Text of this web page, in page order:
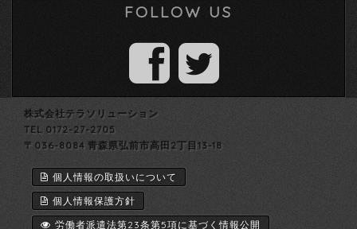
FOLLOW US
株式会社テラソリューション
TEL 0172-27-2705
〒036-8084 青森県弘前市高田2丁目13-18
個人情報の取扱いについて
個人情報保護方針
労働者派遣法第23条第5項に基づく情報公開